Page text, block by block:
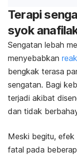
Terapi
syok
Sengatan lebah
menyebabkan
bengkak terasa
sengatan. Bagi
terjadi akibat
dan tidak
Meski begitu,
fatal pada